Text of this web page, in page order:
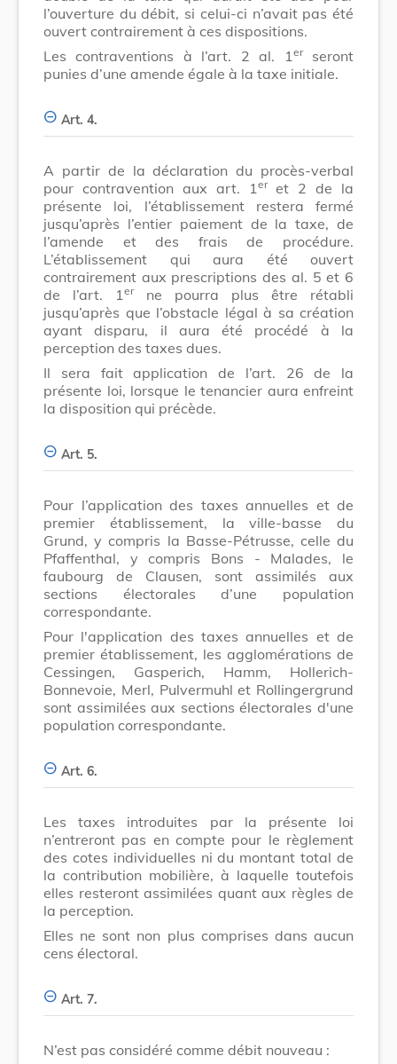
l’ouverture du débit, si celui-ci n’avait pas été
ouvert contrairement à ces dispositions.
Les contraventions à l’art. 2 al. 1 erseront
punies d’une amende égale à la taxe initiale.
Art. 4.
A partir de la déclaration du procès-verbal
pour contravention aux art. 1 eret 2 de la
présente loi, l’établissement restera fermé
jusqu’après l’entier paiement de la taxe, de
l’amende et des frais de procédure.
L’établissement qui aura été ouvert
contrairement aux prescriptions des al. 5 et 6
de l’art. 1 erne pourra plus être rétabli
jusqu’après que l’obstacle légal à sa création
ayant disparu, il aura été procédé à la
perception des taxes dues.
Il sera fait application de l’art. 26 de la
présente loi, lorsque le tenancier aura enfreint
la disposition qui précède.
Art. 5.
Pour l’application des taxes annuelles et de
premier établissement, la ville-basse du
Grund, y compris la Basse-Pétrusse, celle du
Pfaffenthal, y compris Bons - Malades, le
faubourg de Clausen, sont assimilés aux
sections électorales d’une population
correspondante.
Pour l'application des taxes annuelles et de
premier établissement, les agglomérations de
Cessingen, Gasperich, Hamm, Hollerich-
Bonnevoie, Merl, Pulvermuhl et Rollingergrund
sont assimilées aux sections électorales d'une
population correspondante.
Art. 6.
Les taxes introduites par la présente loi
n’entreront pas en compte pour le règlement
des cotes individuelles ni du montant total de
la contribution mobilière, à laquelle toutefois
elles resteront assimilées quant aux règles de
la perception.
Elles ne sont non plus comprises dans aucun
cens électoral.
Art. 7.
N’est pas considéré comme débit nouveau :